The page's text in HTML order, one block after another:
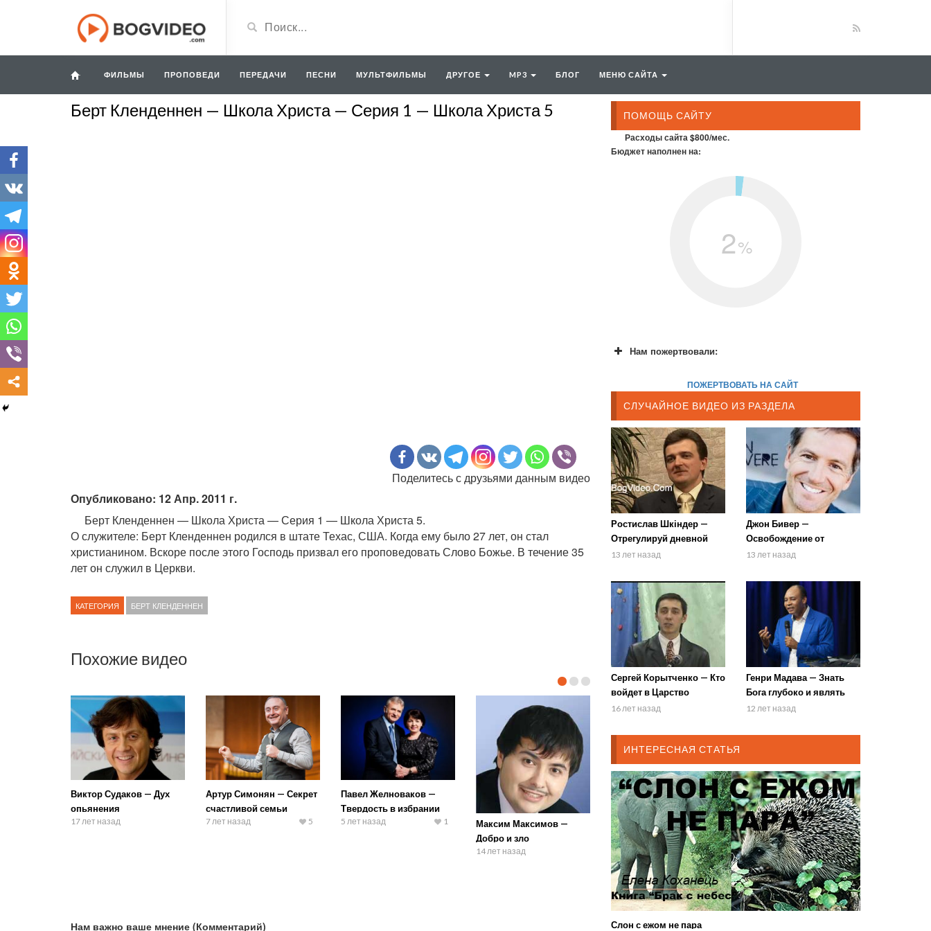
ФИЛЬМЫ ПРОПОВЕДИ ПЕРЕДАЧИ ПЕСНИ МУЛЬТФИЛЬМЫ ДРУГОЕ MP3 БЛОГ МЕНЮ САЙТА
Берт Кленденнен — Школа Христа — Серия 1 — Школа Христа 5
Поделитесь с друзьями данным видео
Опубликовано: 12 Апр. 2011 г.
Берт Кленденнен — Школа Христа — Серия 1 — Школа Христа 5.
О служителе: Берт Кленденнен родился в штате Техас, США. Когда ему было 27 лет, он стал
христианином. Вскоре после этого Господь призвал его проповедовать Слово Божье. В течение 35
лет он служил в Церкви.
КАТЕГОРИЯ БЕРТ КЛЕНДЕННЕН
Похожие видео
Виктор Судаков — Дух
опьянения
17 лет назад
Артур Симонян — Секрет
счастливой семьи
7 лет назад 5
Павел Желноваков —
Твердость в избрании
5 лет назад 1
Максим Максимов —
Добро и зло
14 лет назад
Нам важно ваше мнение (Комментарий)
ПОМОЩЬ САЙТУ
Расходы сайта $800/мес.
Бюджет наполнен на:
2%
Нам пожертвовали:
ПОЖЕРТВОВАТЬ НА САЙТ
СЛУЧАЙНОЕ ВИДЕО ИЗ РАЗДЕЛА
Ростислав Шкіндер —
Отрегулируй дневной
распорядок
13 лет назад
Джон Бивер —
Освобождение от
запуганности 1
13 лет назад
Сергей Корытченко — Кто
войдет в Царство
Небесное
16 лет назад
Генри Мадава — Знать
Бога глубоко и являть
Его царство
12 лет назад
ИНТЕРЕСНАЯ СТАТЬЯ
Слон с ежом не пара